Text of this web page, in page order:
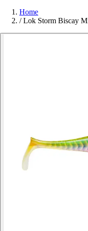
Home
/ Lok Storm Biscay